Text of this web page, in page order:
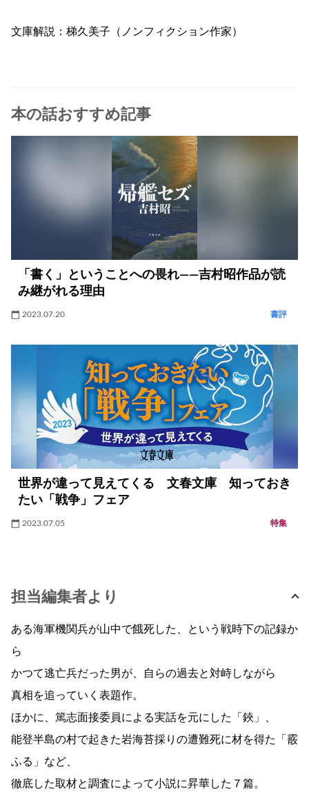
文庫解説：梯久美子（ノンフィクション作家）
本の話おすすめ記事
「書く」ということへの畏れ――吉村昭作品が読
み継がれる理由
2023.07.20 書評
世界が違って見えてくる 文春文庫 知っておき
たい「戦争」フェア
2023.07.05 特集
担当編集者より
ある海軍機関兵が山中で餓死した、という戦時下の記録か
ら
かつて逃亡兵だった男が、自らの過去と対峙しながら
真相を追っていく表題作。
ほかに、篤志面接委員による実話を元にした「鋏」、
能登半島の村で起きた岩海苔採りの遭難死に材を得た「霰
ふる」など、
徹底した取材と調査によって小説に昇華した７篇。